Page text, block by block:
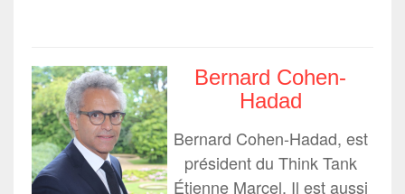
Bernard Cohen-
Hadad
Bernard Cohen-Hadad, est
président du Think Tank
Étienne Marcel. Il est aussi